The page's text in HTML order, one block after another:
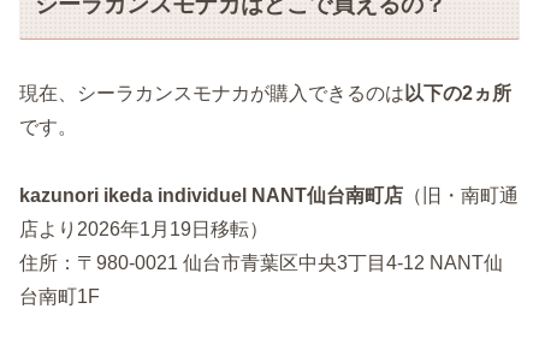
現在、シーラカンスモナカが購入できるのは 以下の2ヵ所
です。
kazunori ikeda individuel NANT仙台南町店 （旧・南町通
店より2026年1月19日移転）
住所：〒980-0021 仙台市青葉区中央3丁目4-12 NANT仙
台南町1F